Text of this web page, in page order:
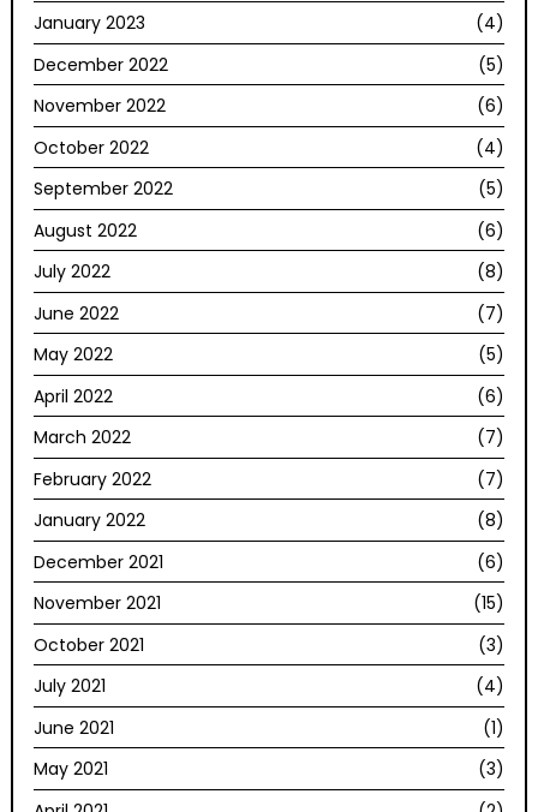
January 2023
(4)
December 2022
(5)
November 2022
(6)
October 2022
(4)
September 2022
(5)
August 2022
(6)
July 2022
(8)
June 2022
(7)
May 2022
(5)
April 2022
(6)
March 2022
(7)
February 2022
(7)
January 2022
(8)
December 2021
(6)
November 2021
(15)
October 2021
(3)
July 2021
(4)
June 2021
(1)
May 2021
(3)